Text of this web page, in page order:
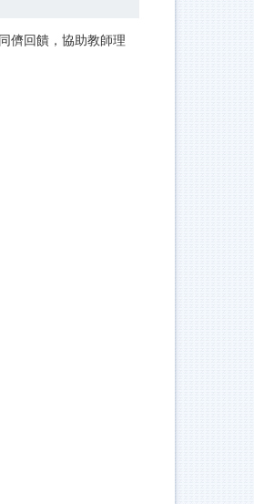
儕回饋，協助教師理